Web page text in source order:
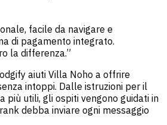
facile da navigare e
di pagamento integrato.
la differenza.”
aiuti Villa Noho a offrire
intoppi. Dalle istruzioni per il
più utili, gli ospiti vengono guidati in
debba inviare ogni messaggio